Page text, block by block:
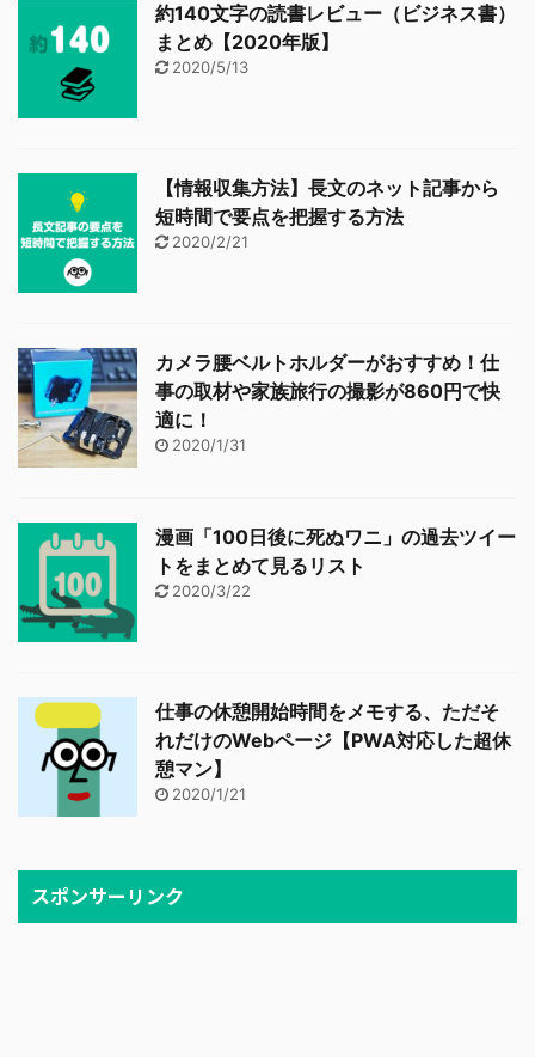
約140文字の読書レビュー（ビジネス書）
まとめ【2020年版】
2020/5/13
【情報収集方法】長文のネット記事から
短時間で要点を把握する方法
2020/2/21
カメラ腰ベルトホルダーがおすすめ！仕
事の取材や家族旅行の撮影が860円で快
適に！
2020/1/31
漫画「100日後に死ぬワニ」の過去ツイー
トをまとめて見るリスト
2020/3/22
仕事の休憩開始時間をメモする、ただそ
れだけのWebページ【PWA対応した超休
憩マン】
2020/1/21
スポンサーリンク